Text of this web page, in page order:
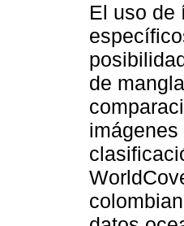
El uso de
de